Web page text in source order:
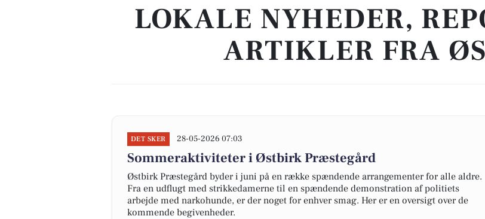
LOKALE NYHEDER,
ARTIKLER FRA
DET SKER 28-05-2026 07:03
Sommeraktiviteter i Østbirk Præstegård
Østbirk Præstegård byder i juni på en række spændende arrangementer for alle aldre.
Fra en udflugt med strikkedamerne til en spændende demonstration af politiets
arbejde med narkohunde, er der noget for enhver smag. Her er en oversigt over de
kommende begivenheder.